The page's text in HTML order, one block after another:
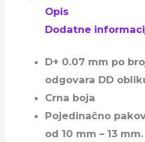
Opis
Dodatne
D+ 0.07 mm po
odgovara DD
Crna boja
Pojedinačno
od 10 mm – 13 mm.